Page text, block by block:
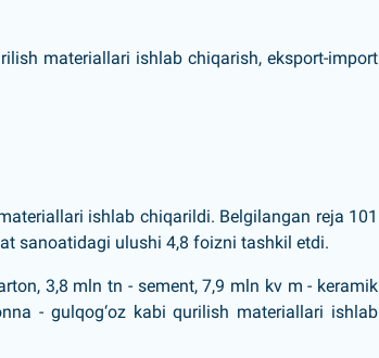
materiallari ishlab chiqarish, eksport-import
ishlab chiqarildi. Belgilangan reja 101
sanoatidagi ulushi 4,8 foizni tashkil etdi.
3,8 mln tn - sement, 7,9 mln kv m - keramik
- gulqog‘oz kabi qurilish materiallari ishlab